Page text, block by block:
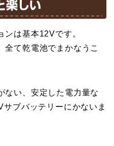
楽しい
ンは基本12Vです。
全て乾電池でまかなうこ
ない、安定した電力量な
ブバッテリーにかないま